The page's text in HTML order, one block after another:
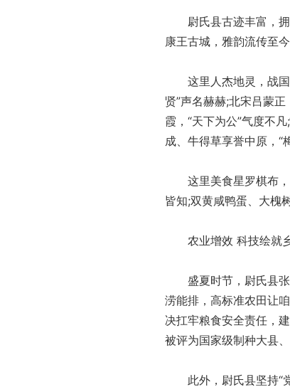
尉氏县古迹丰富，拥
康王古城，雅韵流传至
这里人杰地灵，战国
贤”声名赫赫;北宋吕蒙
霞，“天下为公”气度不
成、牛得草享誉中原，“
这里美食星罗棋布，
皆知;双黄咸鸭蛋、大槐
农业增效 科技绘就
盛夏时节，尉氏县张
涝能排，高标准农田让
决扛牢粮食安全责任，
被评为国家级制种大县
此外，尉氏县坚持“党